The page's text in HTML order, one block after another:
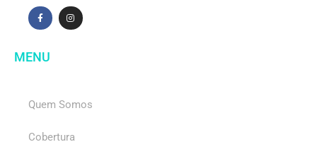
MENU
Quem Somos
Cobertura